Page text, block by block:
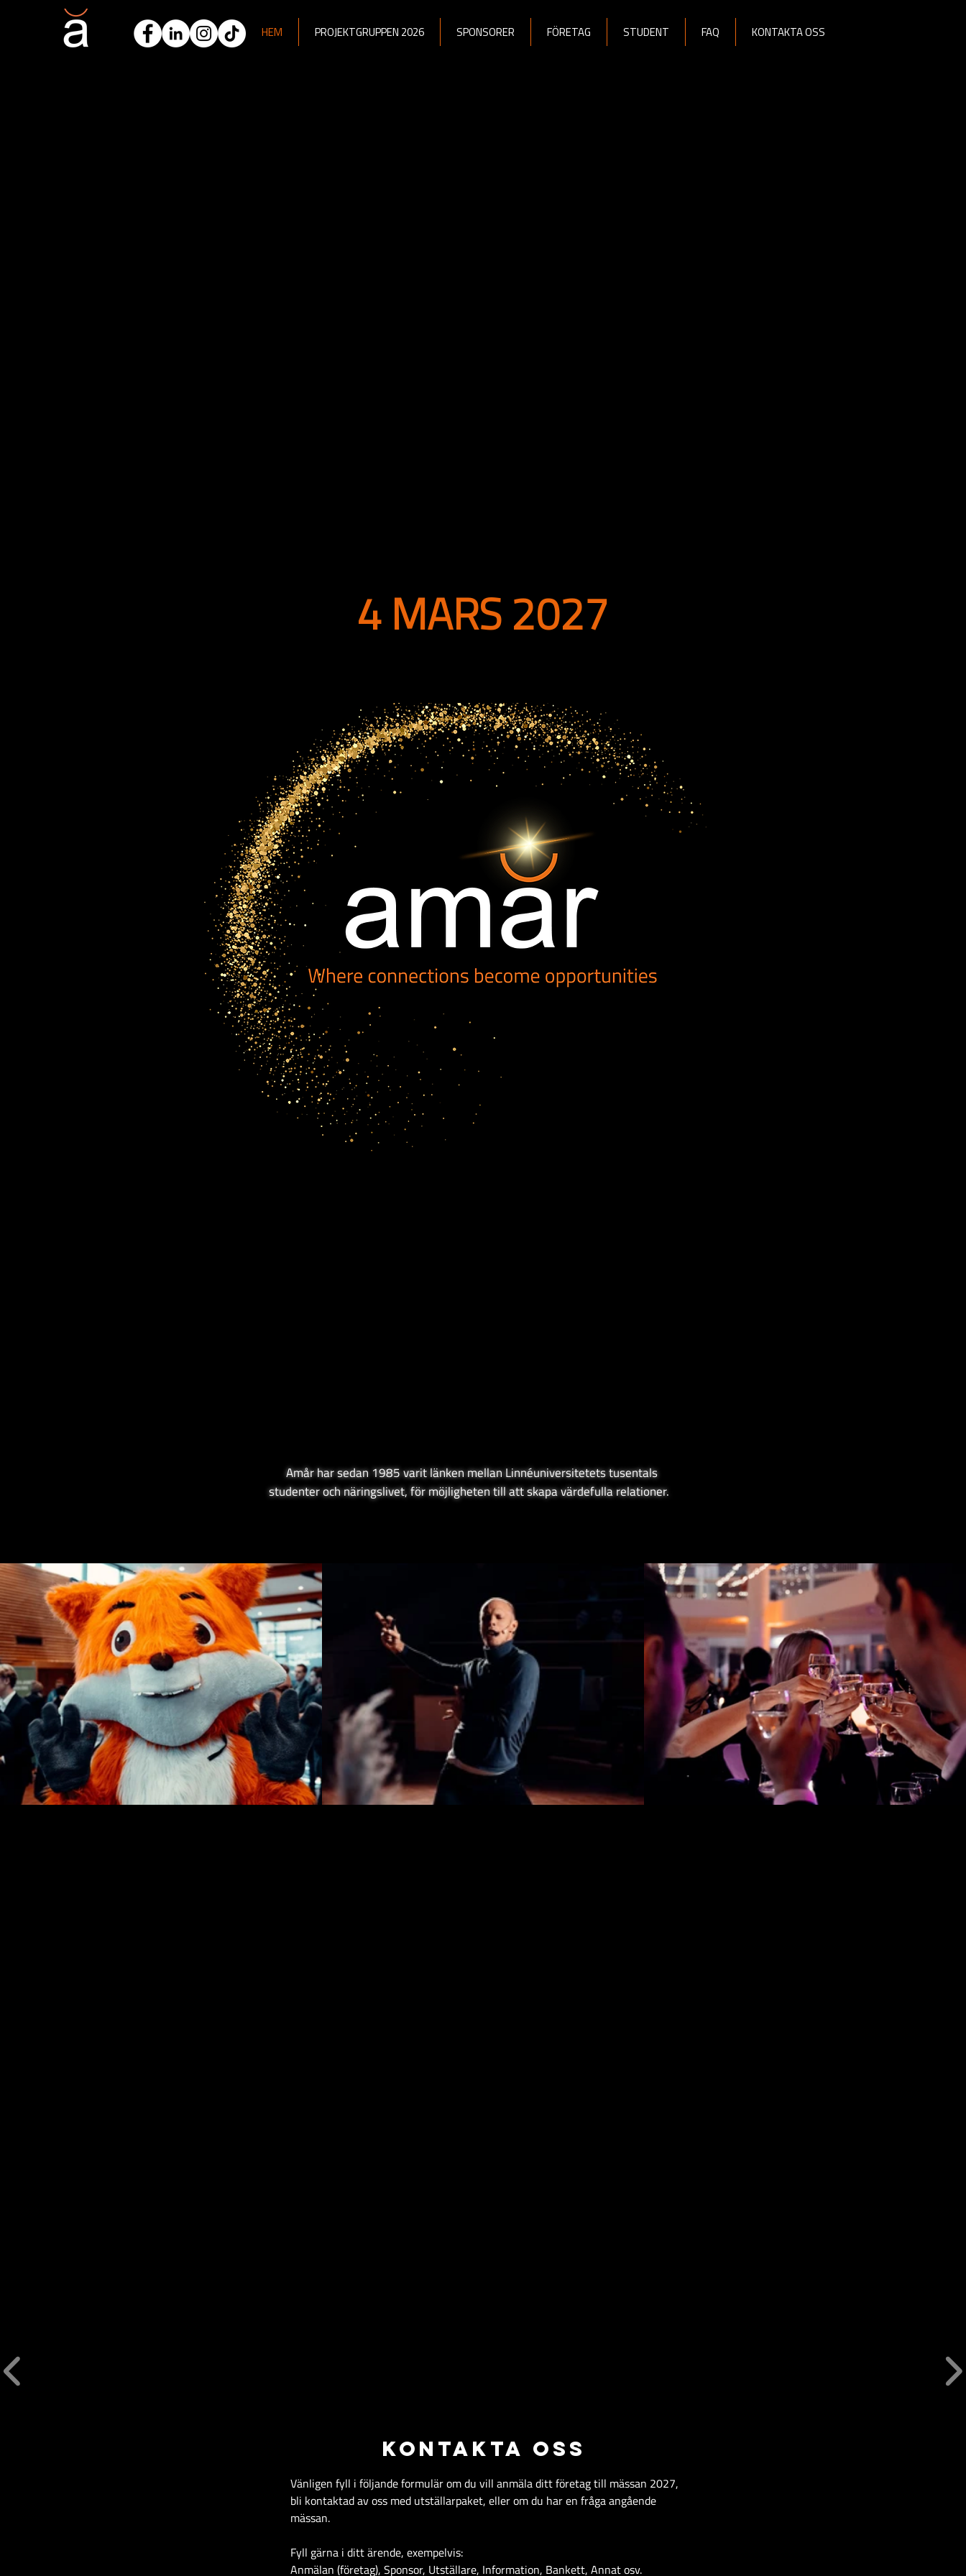
HEM PROJEKTGRUPPEN 2026 SPONSORER FÖRETAG STUDENT FAQ KONTAKTA OSS
4 MARS 2027
5 mars 2026
Amår har sedan 1985 varit länken mellan Linnéuniversitetets tusentals
studenter och näringslivet, för möjligheten till att skapa värdefulla relationer.
KONTAKTA OSS
Vänligen fyll i följande formulär om du vill anmäla ditt företag till mässan 2027,
bli kontaktad av oss med utställarpaket, eller om du har en fråga angående
mässan.
Fyll gärna i ditt ärende, exempelvis:
Anmälan (företag), Sponsor, Utställare, Information, Bankett, Annat osv.